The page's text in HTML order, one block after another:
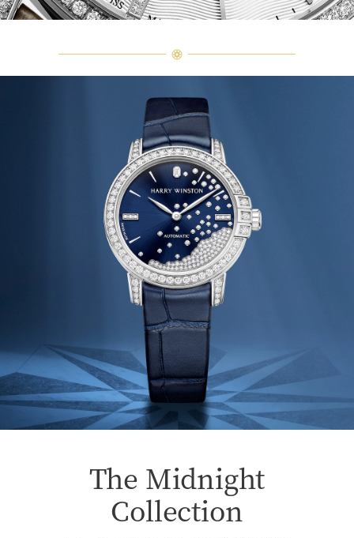
The Midnight
Collection